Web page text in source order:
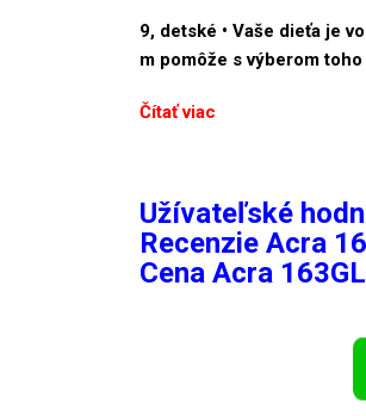
9, detské • Vaše dieťa je
m pomôže s výberom
Čítať viac
Užívateľské
Recenzie Acra
Cena Acra